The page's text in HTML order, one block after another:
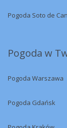
Pogoda Soto de
Pogoda w
Pogoda Warszawa
Pogoda Gdańsk